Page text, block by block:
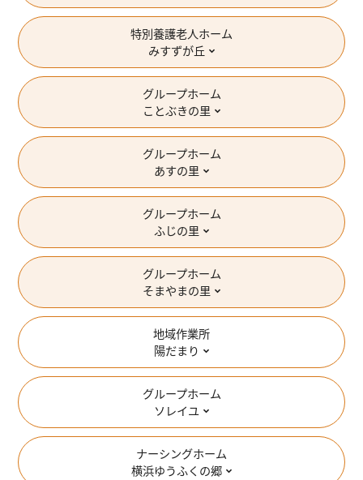
特別養護老人ホーム
みすずが丘
グループホーム
ことぶきの里
グループホーム
あすの里
グループホーム
ふじの里
グループホーム
そまやまの里
地域作業所
陽だまり
グループホーム
ソレイユ
ナーシングホーム
横浜ゆうふくの郷